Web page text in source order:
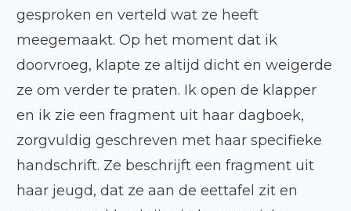
gesproken en verteld wat ze heeft
meegemaakt. Op het moment dat ik
doorvroeg, klapte ze altijd dicht en weigerde
ze om verder te praten. Ik open de klapper
en ik zie een fragment uit haar dagboek,
zorgvuldig geschreven met haar specifieke
handschrift. Ze beschrijft een fragment uit
haar jeugd, dat ze aan de eettafel zit en